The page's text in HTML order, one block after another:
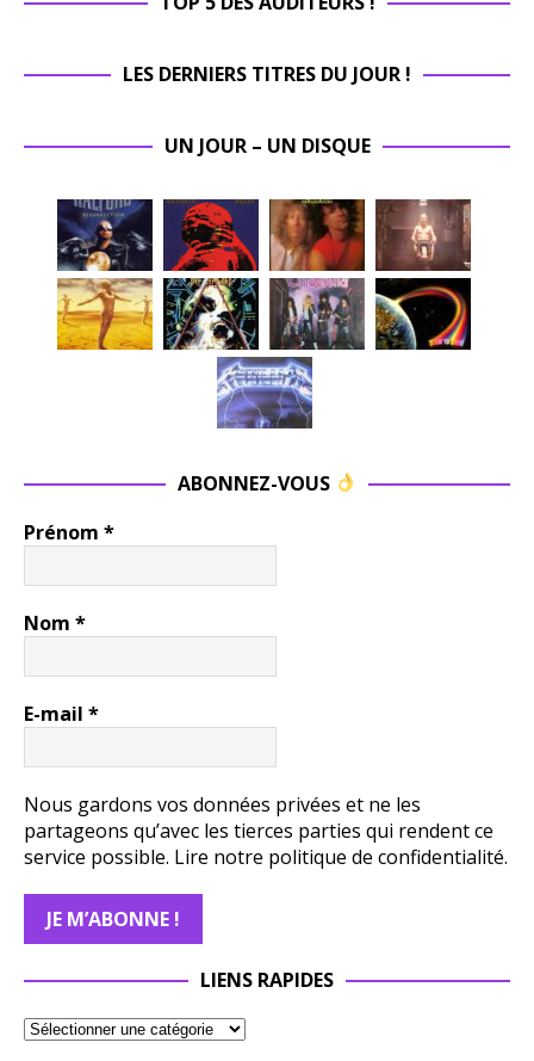
LES DERNIERS TITRES DU JOUR !
UN JOUR – UN DISQUE
ABONNEZ-VOUS
Prénom *
Nom *
E-mail *
Nous gardons vos données privées et ne les
partageons qu’avec les tierces parties qui rendent ce
service possible. Lire notre politique de confidentialité.
LIENS RAPIDES